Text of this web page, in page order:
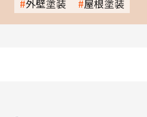
外壁塗装 屋根塗装